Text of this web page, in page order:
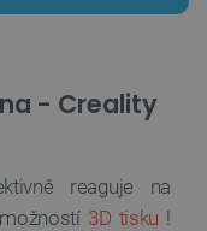
- Creality
reaguje na
3D tisku !